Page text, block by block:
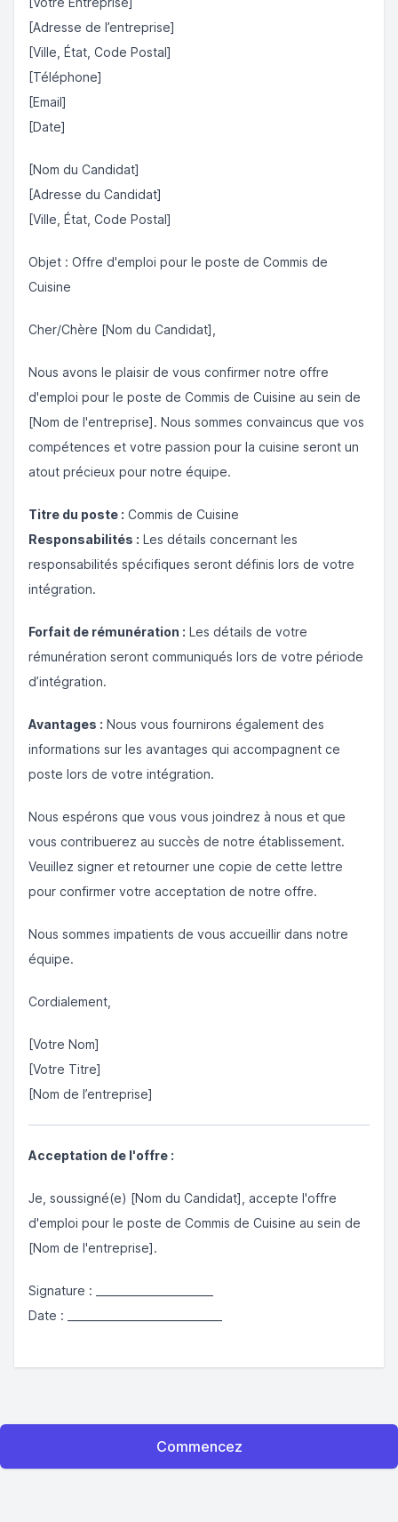
[Adresse de l’entreprise]
[Ville, État, Code Postal]
[Téléphone]
[Email]
[Date]
[Nom du Candidat]
[Adresse du Candidat]
[Ville, État, Code Postal]
Objet : Offre d'emploi pour le poste de Commis de
Cuisine
Cher/Chère [Nom du Candidat],
Nous avons le plaisir de vous confirmer notre offre
d'emploi pour le poste de Commis de Cuisine au sein de
[Nom de l'entreprise]. Nous sommes convaincus que vos
compétences et votre passion pour la cuisine seront un
atout précieux pour notre équipe.
Titre du poste : Commis de Cuisine
Responsabilités : Les détails concernant les
responsabilités spécifiques seront définis lors de votre
intégration.
Forfait de rémunération : Les détails de votre
rémunération seront communiqués lors de votre période
d’intégration.
Avantages : Nous vous fournirons également des
informations sur les avantages qui accompagnent ce
poste lors de votre intégration.
Nous espérons que vous vous joindrez à nous et que
vous contribuerez au succès de notre établissement.
Veuillez signer et retourner une copie de cette lettre
pour confirmer votre acceptation de notre offre.
Nous sommes impatients de vous accueillir dans notre
équipe.
Cordialement,
[Votre Nom]
[Votre Titre]
[Nom de l’entreprise]
Acceptation de l'offre :
Je, soussigné(e) [Nom du Candidat], accepte l'offre
d'emploi pour le poste de Commis de Cuisine au sein de
[Nom de l'entreprise].
Signature : ______________________
Date : _____________________________
Commencez